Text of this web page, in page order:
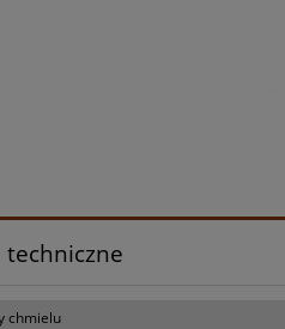
techniczne
chmielu